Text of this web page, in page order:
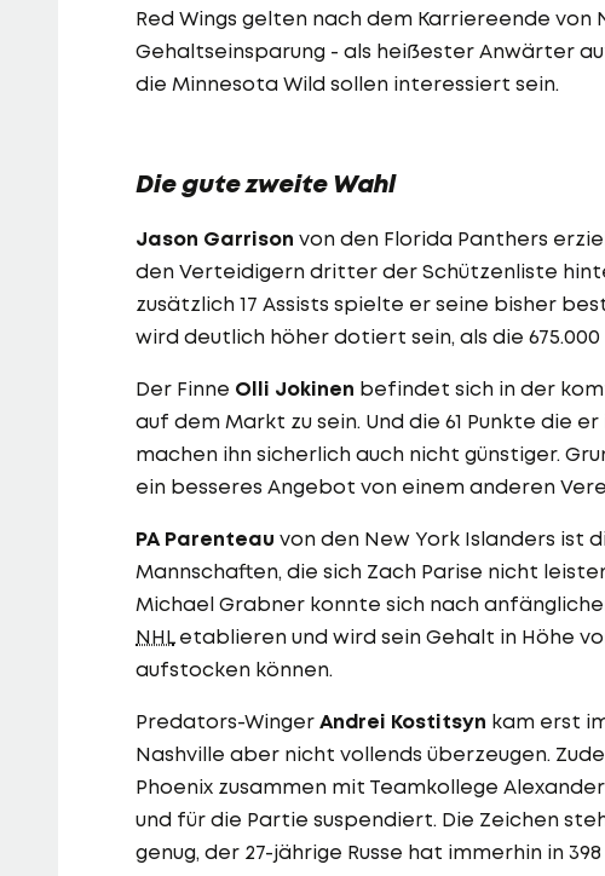
Red Wings gelten nach dem Karriereende
Gehaltseinsparung - als heißester Anwärter
die Minnesota Wild sollen interessiert sein.
Die gute zweite Wahl
Jason Garrison von den Florida Panthers
den Verteidigern dritter der Schützenliste
zusätzlich 17 Assists spielte er seine bisher
wird deutlich höher dotiert sein, als die
Der Finne Olli Jokinen befindet sich in der
auf dem Markt zu sein. Und die 61 Punkte die
machen ihn sicherlich auch nicht günstiger.
ein besseres Angebot von einem anderen
PA Parenteau von den New York Islanders ist
Mannschaften, die sich Zach Parise nicht
Michael Grabner konnte sich nach
NHLetablieren und wird sein Gehalt in Höhe
aufstocken können.
Predators-Winger Andrei Kostitsyn kam erst
Nashville aber nicht vollends überzeugen.
Phoenix zusammen mit Teamkollege
und für die Partie suspendiert. Die Zeichen
genug, der 27-jährige Russe hat immerhin in